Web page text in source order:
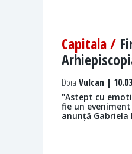
Capitala /
Dora Vulcan |
"Astept cu
fie un
anunță Gabriela